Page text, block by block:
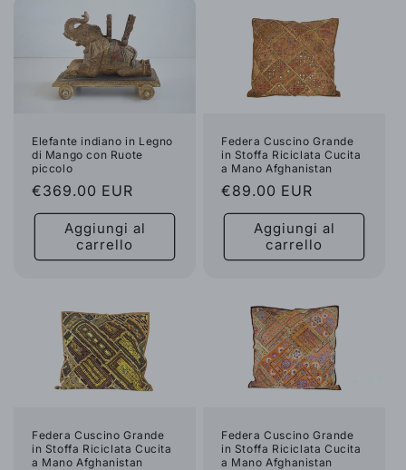
Elefante indiano in Legno
di Mango con Ruote
piccolo
Prezzo
di
listino
€369.00 EUR
Aggiungi al
carrello
Federa Cuscino Grande
in Stoffa Riciclata Cucita
a Mano Afghanistan
Prezzo
di
listino
€89.00 EUR
Aggiungi al
carrello
Federa Cuscino Grande
in Stoffa Riciclata Cucita
a Mano Afghanistan
Federa Cuscino Grande
in Stoffa Riciclata Cucita
a Mano Afghanistan